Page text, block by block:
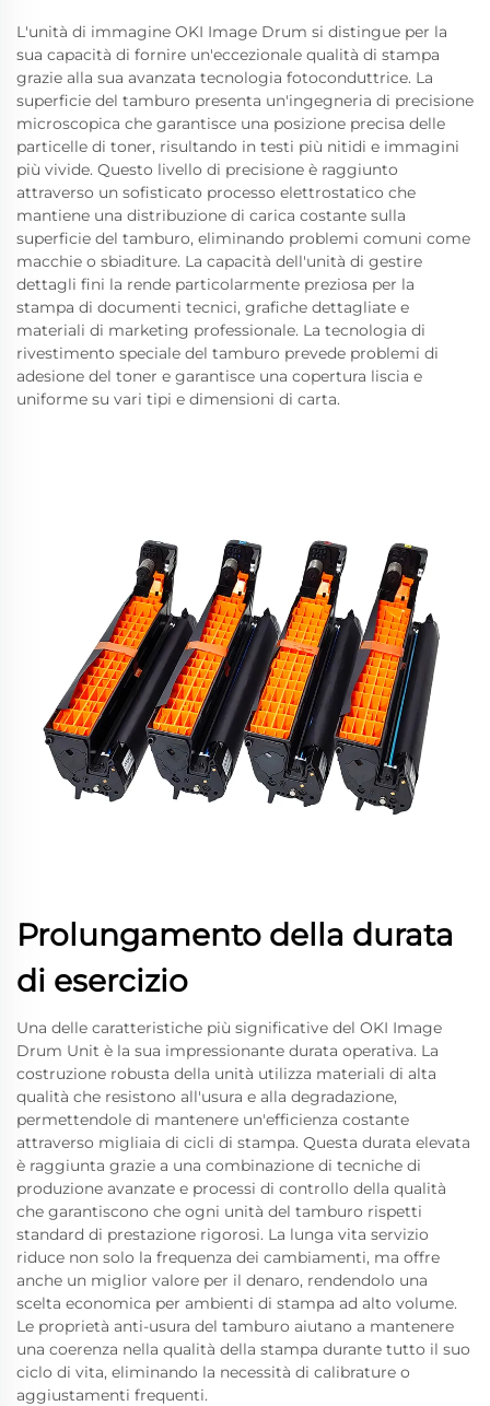
L'unità di immagine OKI Image Drum si distingue per la
sua capacità di fornire un'eccezionale qualità di stampa
grazie alla sua avanzata tecnologia fotoconduttrice. La
superficie del tamburo presenta un'ingegneria di precisione
microscopica che garantisce una posizione precisa delle
particelle di toner, risultando in testi più nitidi e immagini
più vivide. Questo livello di precisione è raggiunto
attraverso un sofisticato processo elettrostatico che
mantiene una distribuzione di carica costante sulla
superficie del tamburo, eliminando problemi comuni come
macchie o sbiaditure. La capacità dell'unità di gestire
dettagli fini la rende particolarmente preziosa per la
stampa di documenti tecnici, grafiche dettagliate e
materiali di marketing professionale. La tecnologia di
rivestimento speciale del tamburo prevede problemi di
adesione del toner e garantisce una copertura liscia e
uniforme su vari tipi e dimensioni di carta.
Prolungamento della durata
di esercizio
Una delle caratteristiche più significative del OKI Image
Drum Unit è la sua impressionante durata operativa. La
costruzione robusta della unità utilizza materiali di alta
qualità che resistono all'usura e alla degradazione,
permettendole di mantenere un'efficienza costante
attraverso migliaia di cicli di stampa. Questa durata elevata
è raggiunta grazie a una combinazione di tecniche di
produzione avanzate e processi di controllo della qualità
che garantiscono che ogni unità del tamburo rispetti
standard di prestazione rigorosi. La lunga vita servizio
riduce non solo la frequenza dei cambiamenti, ma offre
anche un miglior valore per il denaro, rendendolo una
scelta economica per ambienti di stampa ad alto volume.
Le proprietà anti-usura del tamburo aiutano a mantenere
una coerenza nella qualità della stampa durante tutto il suo
ciclo di vita, eliminando la necessità di calibrature o
aggiustamenti frequenti.